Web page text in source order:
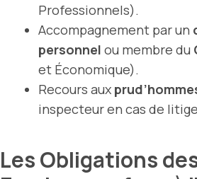
Professionnels).
Accompagnement par un
personnel ou membre du
et Économique).
Recours aux
inspecteur en cas de
Les Obligations